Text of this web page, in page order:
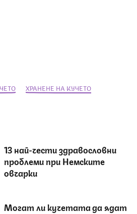
ХРАНЕНЕ НА КУЧЕТО
13 най-чести здравословни
проблеми при Немските
овчарки
Могат ли кучетата да ядат